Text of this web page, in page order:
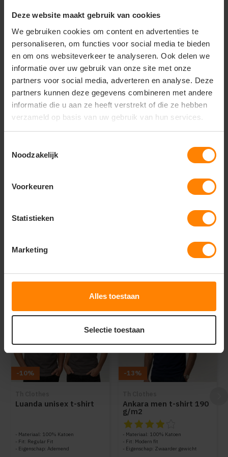
Deze website maakt gebruik van cookies
We gebruiken cookies om content en advertenties te
personaliseren, om functies voor social media te bieden
en om ons websiteverkeer te analyseren. Ook delen we
informatie over uw gebruik van onze site met onze
partners voor social media, adverteren en analyse. Deze
partners kunnen deze gegevens combineren met andere
informatie die u aan ze heeft verstrekt of die ze hebben
verzameld op basis van uw gebruik van hun services.
Noodzakelijk
Voorkeuren
Statistieken
Marketing
Alles toestaan
Selectie toestaan
• Stofgewicht: 280 g/m²
• Full-zip ontwerp
• Zacht en warm fleece materiaal
• Licht isolerend en ademend
• Comfortabele damespasvorm
• Duurzaam geproduceerd
Vragen? Neem contact
op met onze
mail info@jobopromotions.nl
store
Provincialeweg 59 - Velddriel
Items van productcarrousel
-10%
Luanda unisex t-shirt
Materiaal: 100% Katoen
Fit: Regular Fit
Eigenschap: Ademend
-13%
Ankara men t-shirt 190
g/m2
De beoordeling van dit
Materiaal: 100% Katoen
Fit: Modern fit
Eigenschap: Zwaarder gewicht